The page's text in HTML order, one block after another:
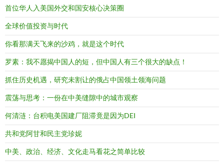
首位华人入美国外交和国安核心决策圈
全球价值投资与时代
你看那满天飞来的沙鸡，就是这个时代
罗素：我不愿揭中国人的短，但中国人有三个很大的缺点！
抓住历史机遇，研究未割让的俄占中国领土领海问题
震荡与思考：一份在中美缝隙中的城市观察
何清涟：台积电美国建厂阻滞竟是因为DEI
共和党阿甘和民主党珍妮
中美、政治、经济、文化走马看花之简单比较